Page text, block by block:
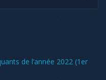
de l’année 2022 (1er